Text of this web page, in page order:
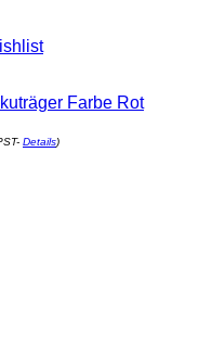
Farbe Rot
Details)